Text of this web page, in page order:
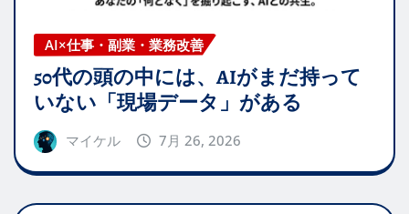
AI×仕事・副業・業務改善
50代の頭の中には、AIがまだ持って
いない「現場データ」がある
マイケル 7月 26, 2026